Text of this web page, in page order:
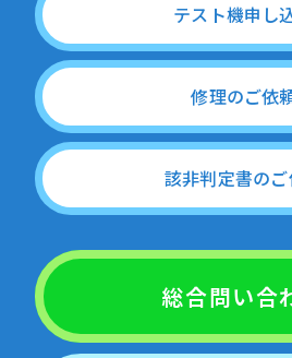
テスト機申し
修理のご依
該非判定書の
総合問い合